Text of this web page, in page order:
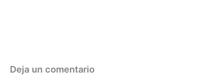
Deja un comentario